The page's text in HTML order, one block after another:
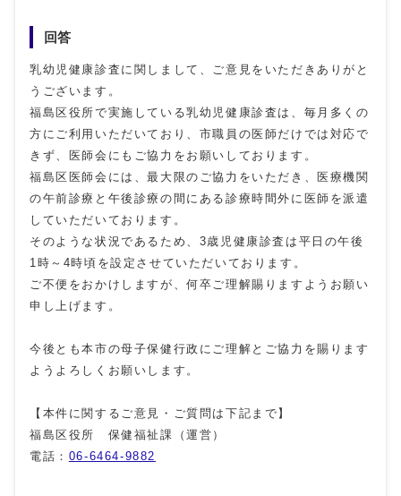
回答
乳幼児健康診査に関しまして、ご意見をいただきありがと
うございます。
福島区役所で実施している乳幼児健康診査は、毎月多くの
方にご利用いただいており、市職員の医師だけでは対応で
きず、医師会にもご協力をお願いしております。
福島区医師会には、最大限のご協力をいただき、医療機関
の午前診療と午後診療の間にある診療時間外に医師を派遣
していただいております。
そのような状況であるため、3歳児健康診査は平日の午後
1時～4時頃を設定させていただいております。
ご不便をおかけしますが、何卒ご理解賜りますようお願い
申し上げます。
今後とも本市の母子保健行政にご理解とご協力を賜ります
ようよろしくお願いします。
【本件に関するご意見・ご質問は下記まで】
福島区役所 保健福祉課（運営）
電話： 06-6464-9882